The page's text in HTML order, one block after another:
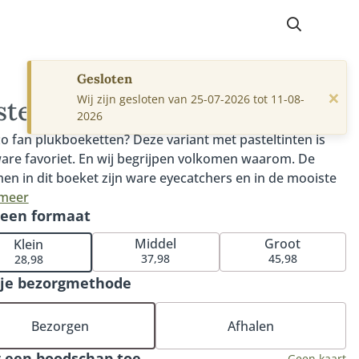
geplukt
fan plukboeketten? Deze variant met pasteltinten is
favoriet. En wij begrijpen volkomen waarom. De
in dit boeket zijn ware eyecatchers en in de mooiste
komen ze nog beter tot hun recht. Tip: bestel een
vaas voor de perfecte match met dit boeket of
heerlijke chocolade of bonbons. Extra leuk: voeg
geurstokjes of geurkaars toe.
formaat
Klein
28,98
Middel
37,98
Groot
45,98
bezorgmethode
Bezorgen Afhalen
Gesloten
Wij zijn gesloten van 25-07-2026 tot 11-08-
2026
×